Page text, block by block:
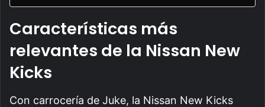
Características más
relevantes de la Nissan New
Kicks
Con carrocería de Juke, la Nissan New Kicks